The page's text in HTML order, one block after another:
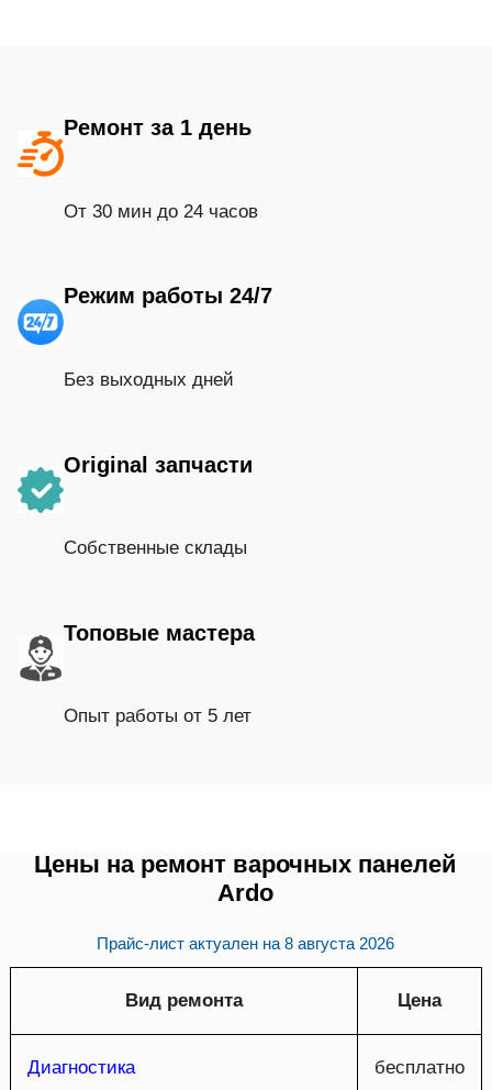
Ремонт за 1 день
От 30 мин до 24 часов
Режим работы 24/7
Без выходных дней
Original запчасти
Собственные склады
Топовые мастера
Опыт работы от 5 лет
Цены на ремонт варочных панелей
Ardo
Прайс-лист актуален на8 августа 2026
Вид ремонта Цена
Диагностика бесплатно